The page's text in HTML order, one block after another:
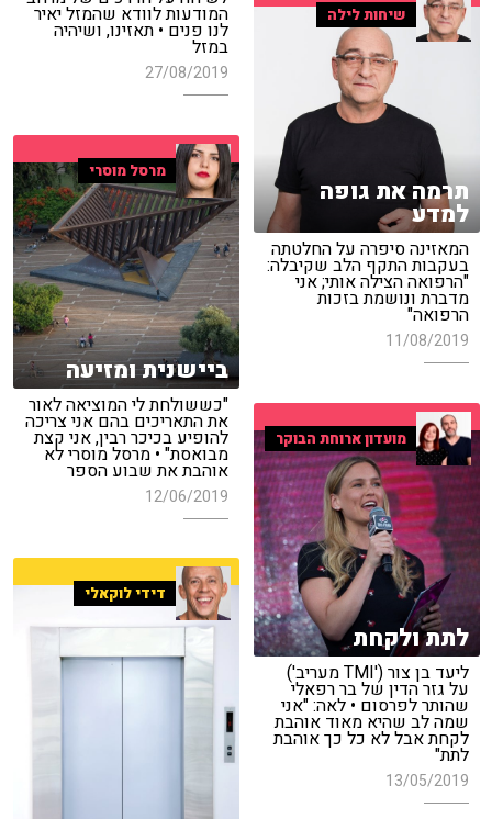
המודעות לוודא שהמזל יאיר
לנו פנים • תאזינו, ושיהיה
במזל
27/08/2019
שיחות לילה
תרמה את גופה
למדע
המאזינה סיפרה על החלטתה
בעקבות התקף הלב שקיבלה:
"הרפואה הצילה אותי; אני
מדברת ונושמת בזכות
הרפואה"
11/08/2019
מרסל מוסרי
ביישנית ומזיעה
"כששולחת לי המוציאה לאור
את התאריכים בהם אני צריכה
להופיע בכיכר רבין, אני קצת
מבואסת" • מרסל מוסרי לא
אוהבת את שבוע הספר
12/06/2019
מועדון ארוחת הבוקר
לתת ולקחת
ליעד בן צור ('TMI מעריב')
על גזר הדין של בר רפאלי
שהותר לפרסום • לאה: "אני
שמה לב שהיא מאוד אוהבת
לקחת אבל לא כל כך אוהבת
לתת"
13/05/2019
דידי לוקאלי